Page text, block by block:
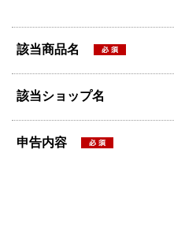
該当商品名
該当ショップ名
申告内容